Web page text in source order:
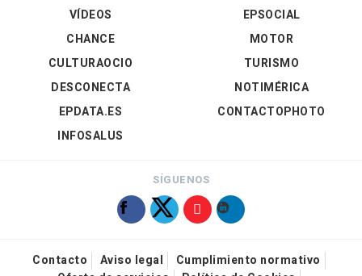
VÍDEOS
EPSOCIAL
CHANCE
CULTURAOCIO
DESCONECTA
EPDATA.ES
INFOSALUS
MOTOR
TURISMO
NOTIMÉRICA
CONTACTOPHOTO
SÍGUENOS
Contacto Aviso legal
Cumplimiento normativo